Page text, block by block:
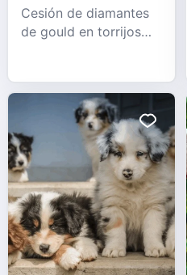
Cesión de diamantes
de gould en torrijos
26